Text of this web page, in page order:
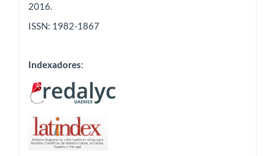
2016.
ISSN: 1982-1867
Indexadores: